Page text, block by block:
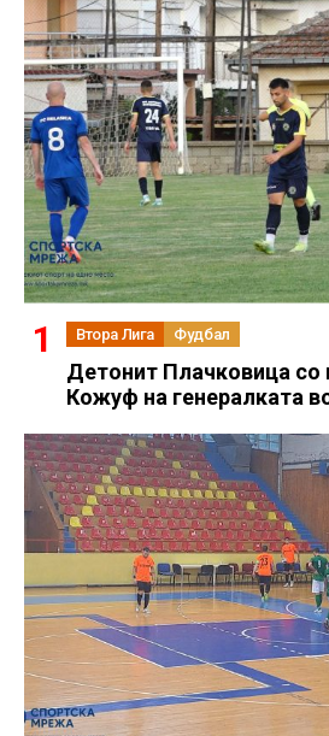
Втора Лига Фудбал
Детонит Плачковица со
Кожуф на генералката